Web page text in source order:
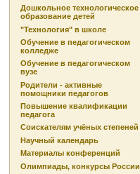
Дошкольное технологическое
образование детей
"Технология" в школе
Обучение в педагогическом
колледже
Обучение в педагогическом
вузе
Родители - активные
помощники педагогов
Повышение квалификации
педагога
Соискателям учёных степеней
Научный календарь
Материалы конференций
Олимпиады, конкурсы России